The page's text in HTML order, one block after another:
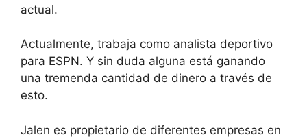
actual.
Actualmente, trabaja como analista deportivo
para ESPN. Y sin duda alguna está ganando
una tremenda cantidad de dinero a través de
esto.
Jalen es propietario de diferentes empresas en